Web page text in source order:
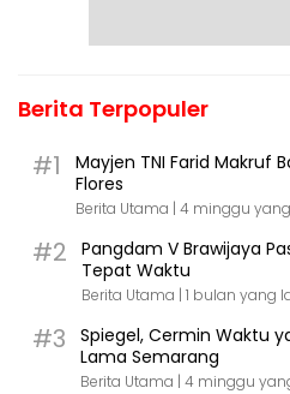
Berita Terpopuler
#1
Mayjen TNI Farid Makruf
Flores
Berita Utama | 4 minggu
#2
Pangdam V Brawijaya
Tepat Waktu
Berita Utama | 1 bulan yang
#3
Spiegel, Cermin Waktu
Lama Semarang
Berita Utama | 4 minggu